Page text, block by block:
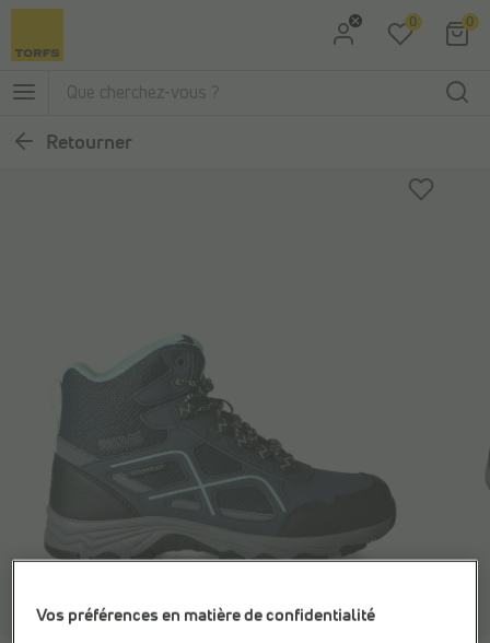
Aller au menu principal
0 0
Retourner
Vos préférences en matière de confidentialité